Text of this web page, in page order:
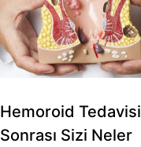
Hemoroid Tedavisi
Sonrası Sizi Neler